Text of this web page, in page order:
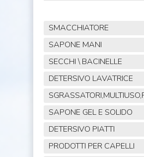
SMACCHIATORE
SAPONE MANI
SECCHI \ BACINELLE
DETERSIVO LAVATRICE
SAPONE GEL E SOLIDO
DETERSIVO PIATTI
PRODOTTI PER CAPELLI